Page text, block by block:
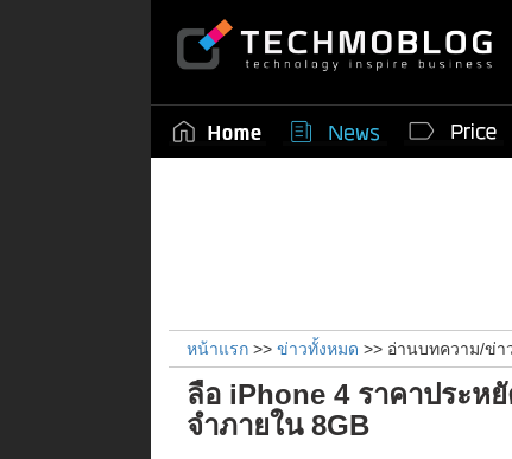
หน้าแรก >> ข่าวทั้งหมด >> อ่านบทความ/ข่า
ลือ iPhone 4 ราคาประห
จำภายใน 8GB